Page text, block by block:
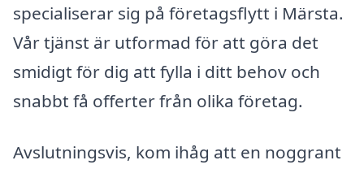
specialiserar sig på företagsflytt i Märsta.
Vår tjänst är utformad för att göra det
smidigt för dig att fylla i ditt behov och
snabbt få offerter från olika företag.
Avslutningsvis, kom ihåg att en noggrant